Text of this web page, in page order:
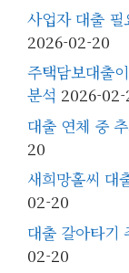
사업자 대출
2026-02-20
주택담보대출
분석 2026-
대출 연체 중
20
새희망홀씨 대
02-20
대출 갈아타기
02-20